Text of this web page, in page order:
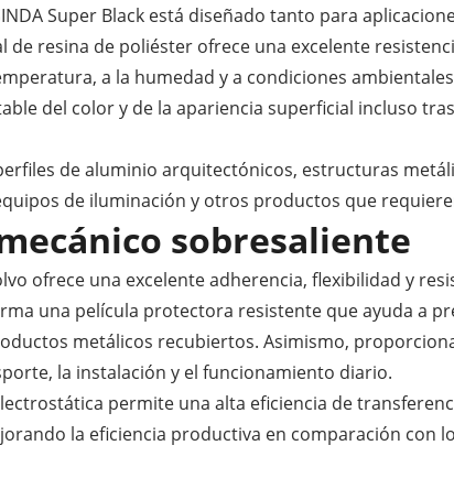
Super Black está diseñado tanto para
de resina de poliéster ofrece una excelente
a la humedad y a condiciones
del color y de la apariencia superficial incluso
de aluminio arquitectónicos, estructuras
de iluminación y otros productos que
sobresaliente
ofrece una excelente adherencia, flexibilidad y
una película protectora resistente que ayuda a
metálicos recubiertos. Asimismo,
la instalación y el funcionamiento diario.
permite una alta eficiencia de
la eficiencia productiva en comparación con